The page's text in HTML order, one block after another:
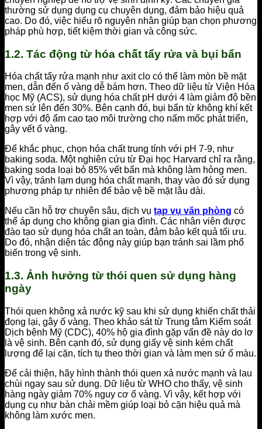
thường sử dụng dụng cụ chuyên dụng, đảm bảo hiệu quả
cao. Do đó, việc hiểu rõ nguyên nhân giúp bạn chọn phương
pháp phù hợp, tiết kiệm thời gian và công sức.
1.2. Tác động từ hóa chất tẩy rửa và bụi bẩn
Hóa chất tẩy rửa mạnh như axit clo có thể làm mòn bề mặt
men, dẫn đến ố vàng dễ bám hơn. Theo dữ liệu từ Viện Hóa
học Mỹ (ACS), sử dụng hóa chất pH dưới 4 làm giảm độ bền
men sứ lên đến 30%. Bên cạnh đó, bụi bẩn từ không khí kết
hợp với độ ẩm cao tạo môi trường cho nấm mốc phát triển,
gây vết ố vàng.
Để khắc phục, chọn hóa chất trung tính với pH 7-9, như
baking soda. Một nghiên cứu từ Đại học Harvard chỉ ra rằng,
baking soda loại bỏ 85% vết bẩn mà không làm hỏng men.
Vì vậy, tránh lạm dụng hóa chất mạnh, thay vào đó sử dụng
phương pháp tự nhiên để bảo vệ bề mặt lâu dài.
Nếu cần hỗ trợ chuyên sâu, dịch vụ tạp vụ văn phòng có
thể áp dụng cho không gian gia đình. Các nhân viên được
đào tạo sử dụng hóa chất an toàn, đảm bảo kết quả tối ưu.
Do đó, nhận diện tác động này giúp bạn tránh sai lầm phổ
biến trong vệ sinh.
1.3. Ảnh hưởng từ thói quen sử dụng hàng
ngày
Thói quen không xả nước kỹ sau khi sử dụng khiến chất thải
đọng lại, gây ố vàng. Theo khảo sát từ Trung tâm Kiểm soát
Dịch bệnh Mỹ (CDC), 40% hộ gia đình gặp vấn đề này do lơ
là vệ sinh. Bên cạnh đó, sử dụng giấy vệ sinh kém chất
lượng để lại cặn, tích tụ theo thời gian và làm men sứ ố màu.
Để cải thiện, hãy hình thành thói quen xả nước mạnh và lau
chùi ngay sau sử dụng. Dữ liệu từ WHO cho thấy, vệ sinh
hàng ngày giảm 70% nguy cơ ố vàng. Vì vậy, kết hợp với
dụng cụ như bàn chải mềm giúp loại bỏ cặn hiệu quả mà
không làm xước men.